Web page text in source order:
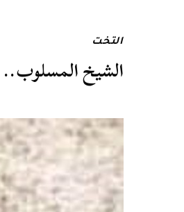
التخت
الشيخ المسلوب..